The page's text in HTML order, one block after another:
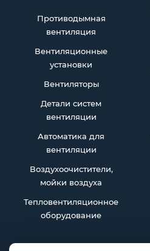
Противодымная
вентиляция
Вентиляционные
установки
Вентиляторы
Детали систем
вентиляции
Автоматика для
вентиляции
Воздухоочистители,
мойки воздуха
Тепловентиляционное
оборудование